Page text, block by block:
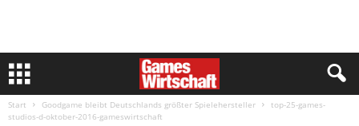
Start Goodgame bleibt Deutschlands größter Spielehersteller
top-25-games-
studios-d-oktober-2016-gameswirtschaft